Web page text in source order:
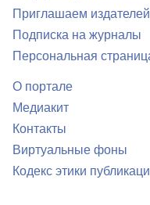
Приглашаем издателей
Подписка на журналы
Персональная
О портале
Медиакит
Контакты
Виртуальные фоны
Кодекс этики